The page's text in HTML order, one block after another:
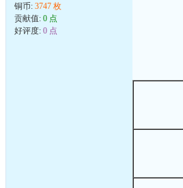
铜币: 3747 枚
贡献值: 0 点
好评度: 0 点